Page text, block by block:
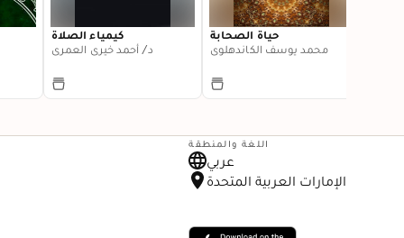
كيمياء الصلاة
د/ أحمد خيري العمري
حياة الصحابة
محمد يوسف الكاندهلوي
اللغة والمنطقة
عربي
الإمارات العربية المتحدة